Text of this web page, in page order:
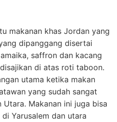
makanan khas Jordan yang
dipanggang disertai
saffron dan kacang
di atas roti taboon.
utama ketika makan
yang sudah sangat
Makanan ini juga bisa
Yarusalem dan utara